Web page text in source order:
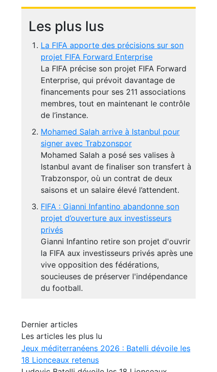
Les plus lus
La FIFA apporte des précisions sur son
projet FIFA Forward Enterprise
La FIFA précise son projet FIFA Forward
Enterprise, qui prévoit davantage de
financements pour ses 211 associations
membres, tout en maintenant le contrôle
de l’instance.
Mohamed Salah arrive à Istanbul pour
signer avec Trabzonspor
Mohamed Salah a posé ses valises à
Istanbul avant de finaliser son transfert à
Trabzonspor, où un contrat de deux
saisons et un salaire élevé l’attendent.
FIFA : Gianni Infantino abandonne son
projet d’ouverture aux investisseurs
privés
Gianni Infantino retire son projet d'ouvrir
la FIFA aux investisseurs privés après une
vive opposition des fédérations,
soucieuses de préserver l'indépendance
du football.
Dernier articles
Les articles les plus lu
Jeux méditerranéens 2026 : Batelli dévoile les
18 Lionceaux retenus